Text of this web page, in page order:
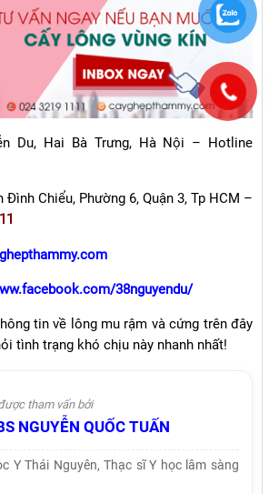
Du, Hai Bà Trưng, Hà Nội – Hotline
Đình Chiểu, Phường 6, Quận 3, Tp HCM –
38nguyendu/
tin về lông mu rậm và cứng trên đây
tình trạng khó chịu này nhanh nhất!
tham vấn bởi
NGUYỄN QUỐC TUẤN
Y Thái Nguyên, Thạc sĩ Y học lâm sàng